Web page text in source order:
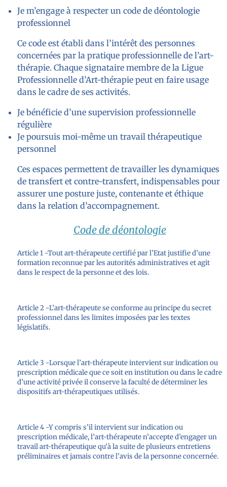
Je m’engage à respecter un code de déontologie
professionnel
Ce code est établi dans l’intérêt des personnes
concernées par la pratique professionnelle de l’art-
thérapie. Chaque signataire membre de la Ligue
Professionnelle d’Art-thérapie peut en faire usage
dans le cadre de ses activités.
Je bénéficie d’une supervision professionnelle
régulière
Je poursuis moi-même un travail thérapeutique
personnel
Ces espaces permettent de travailler les dynamiques
de transfert et contre-transfert, indispensables pour
assurer une posture juste, contenante et éthique
dans la relation d’accompagnement.
Code de déontologie
Article 1 -Tout art-thérapeute certifié par l’Etat justifie d’une
formation reconnue par les autorités administratives et agit
dans le respect de la personne et des lois.
Article 2 -L’art-thérapeute se conforme au principe du secret
professionnel dans les limites imposées par les textes
législatifs.
Article 3 -Lorsque l’art-thérapeute intervient sur indication ou
prescription médicale que ce soit en institution ou dans le cadre
d’une activité privée il conserve la faculté de déterminer les
dispositifs art-thérapeutiques utilisés.
Article 4 -Y compris s’il intervient sur indication ou
prescription médicale, l’art-thérapeute n’accepte d’engager un
travail art-thérapeutique qu’à la suite de plusieurs entretiens
préliminaires et jamais contre l’avis de la personne concernée.